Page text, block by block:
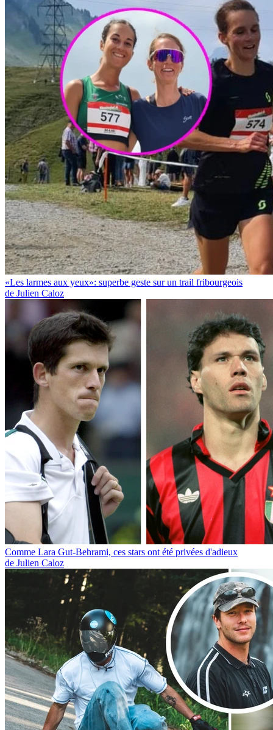
«Les larmes aux yeux»: superbe geste sur un trail fribourgeois
de Julien Caloz
Comme Lara Gut-Behrami, ces stars ont été privées d'adieux
de Julien Caloz